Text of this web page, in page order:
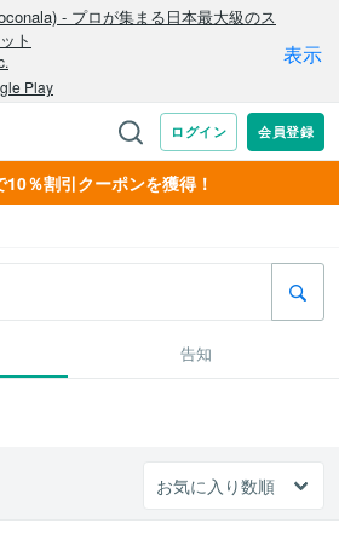
％割引クーポンを獲得！
告知